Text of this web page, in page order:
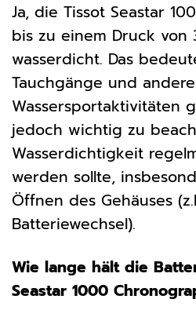
Ja, die Tissot Seastar
bis zu einem Druck
wasserdicht. Das
Tauchgänge und andere
Wassersportaktivitäten
jedoch wichtig zu
Wasserdichtigkeit
werden sollte,
Öffnen des Gehäuses
Batteriewechsel).
Wie lange hält die
Seastar 1000